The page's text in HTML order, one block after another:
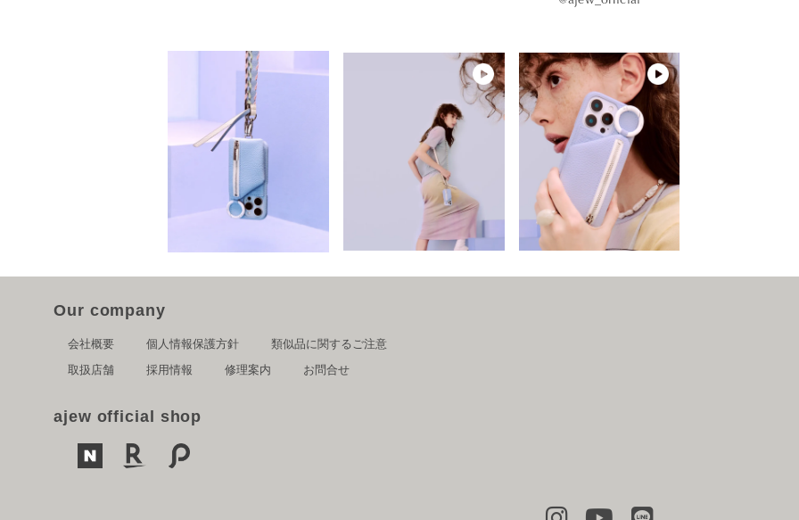
Our company
会社概要 個人情報保護方針
類似品に関するご注意
取扱店舗
採用情報 修理案内 お問合せ
ajew official shop